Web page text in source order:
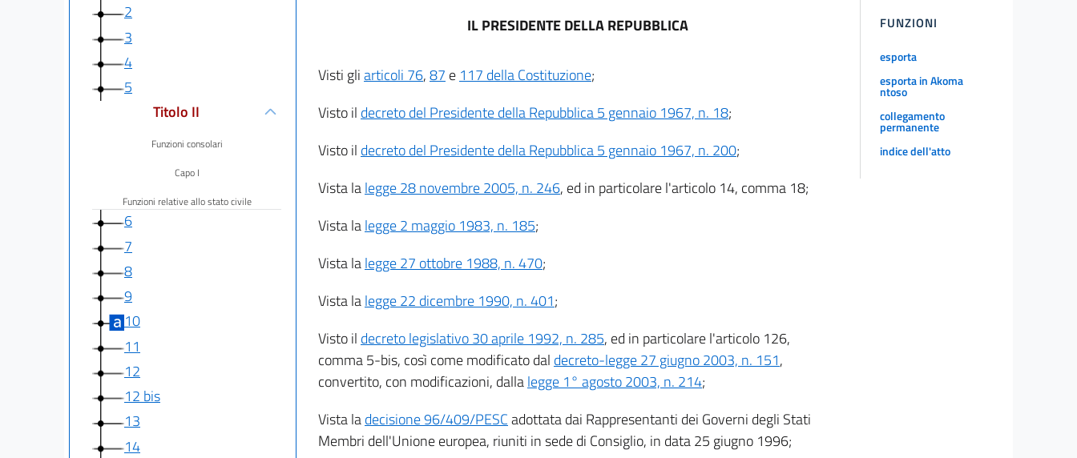
2
3
4
5
Titolo II
Funzioni consolari
Capo I
Funzioni relative allo stato civile
6
7
8
9
10
11
12
12 bis
13
14
IL PRESIDENTE DELLA REPUBBLICA
Visti gliarticoli 76,87 e 117 della Costituzione;
Visto il decreto del Presidente della Repubblica 5 gennaio 1967, n. 18;
Visto il decreto del Presidente della Repubblica 5 gennaio 1967, n. 200;
Vista lalegge 28 novembre 2005, n. 246, ed in particolare l'articolo 14, comma 18;
Vista lalegge 2 maggio 1983, n. 185;
Vista lalegge 27 ottobre 1988, n. 470;
Vista lalegge 22 dicembre 1990, n. 401;
Visto il decreto legislativo 30 aprile 1992, n. 285, ed in particolare l'articolo 126,
comma 5-bis, così come modificato dal decreto-legge 27 giugno 2003, n. 151,
convertito, con modificazioni, dallalegge 1° agosto 2003, n. 214;
Vista ladecisione 96/409/PESCadottata dai Rappresentanti dei Governi degli Stati
Membri dell'Unione europea, riuniti in sede di Consiglio, in data 25 giugno 1996;
FUNZIONI
esporta
esporta in Akoma
ntoso
collegamento
permanente
indice dell'atto